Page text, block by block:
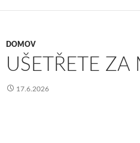
DOMOV
UŠETŘETE ZA
17.6.2026